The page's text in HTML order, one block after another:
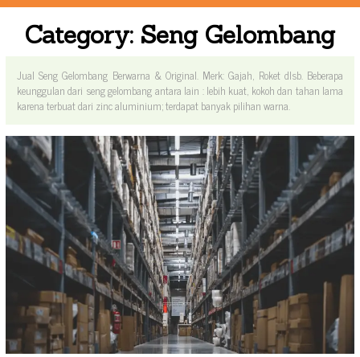
Category: Seng Gelombang
Jual Seng Gelombang Berwarna & Original. Merk: Gajah, Roket dlsb. Beberapa
keunggulan dari seng gelombang antara lain : lebih kuat, kokoh dan tahan lama
karena terbuat dari zinc aluminium; terdapat banyak pilihan warna.